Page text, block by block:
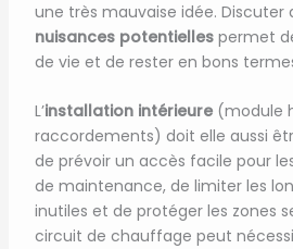
une très mauvaise idée. Discuter
nuisances potentiellespermet
de vie et de rester en bons
L’installation intérieure(module
raccordements) doit elle aussi
de prévoir un accès facile pour
de maintenance, de limiter les
inutiles et de protéger les zones
circuit de chauffage peut